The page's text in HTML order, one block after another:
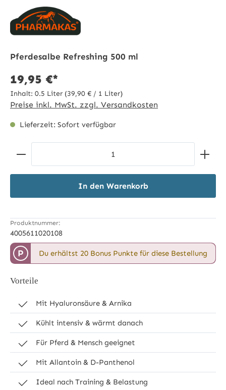
Pferdesalbe Refreshing 500 ml
19,95 €*
Inhalt: 0.5 Liter (39,90 € / 1 Liter)
Preise inkl. MwSt. zzgl. Versandkosten
Lieferzeit: Sofort verfügbar
Produkt Anzahl: Gib den gewünschten Wert ein
In den Warenkorb
Produktnummer:
4005611020108
P Du erhältst 20 Bonus Punkte für diese Bestellung
Vorteile
Mit Hyaluronsäure & Arnika
Kühlt intensiv & wärmt danach
Für Pferd & Mensch geeignet
Mit Allantoin & D-Panthenol
Ideal nach Training & Belastung